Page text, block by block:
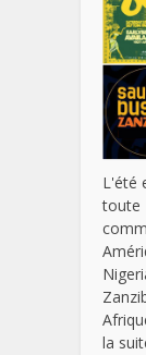
L'été
la